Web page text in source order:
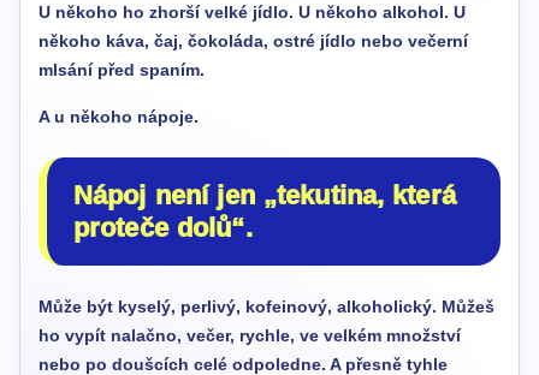
U někoho ho zhorší velké jídlo. U někoho alkohol. U
někoho káva, čaj, čokoláda, ostré jídlo nebo večerní
mlsání před spaním.
A u někoho nápoje.
Nápoj není jen „tekutina, která
proteče dolů“.
Může být kyselý, perlivý, kofeinový, alkoholický. Můžeš
ho vypít nalačno, večer, rychle, ve velkém množství
nebo po doušcích celé odpoledne. A přesně tyhle